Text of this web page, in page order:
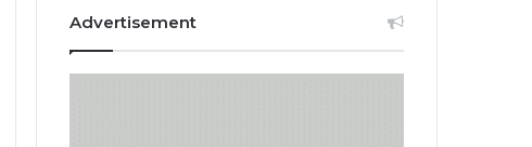
Advertisement